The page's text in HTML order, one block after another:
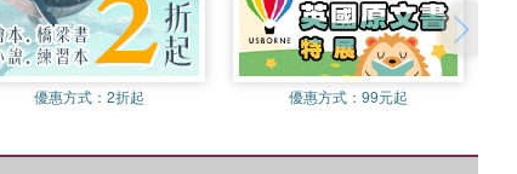
優惠方式：2折起 優惠方式：99元起